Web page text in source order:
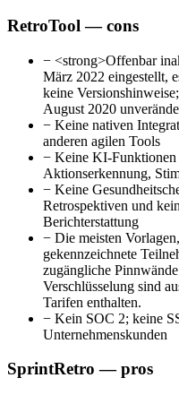
RetroTool — cons
− <strong>Offenbar
März 2022 eingestellt,
keine
August 2020
− Keine nativen
anderen agilen Tools
− Keine KI-Funktionen
Aktionserkennung,
− Keine
Retrospektiven und
Berichterstattung
− Die meisten
gekennzeichnete
zugängliche
Verschlüsselung sind
Tarifen enthalten.
− Kein SOC 2; keine
Unternehmenskunden
SprintRetro — pros